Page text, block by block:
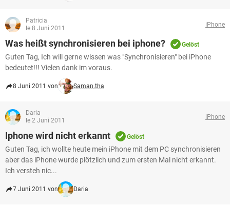
Patricia
le 8 Juni 2011
iPhone
Was heißt synchronisieren bei iphone? Gelöst
Guten Tag, Ich will gerne wissen was "Synchronisieren" bei iPhone
bedeutet!!! Vielen dank im voraus.
8 Juni 2011 von Saman.tha
Daria
le 2 Juni 2011
iPhone
Iphone wird nicht erkannt Gelöst
Guten Tag, ich wollte heute mein iPhone mit dem PC synchronisieren
aber das iPhone wurde plötzlich und zum ersten Mal nicht erkannt.
Ich versteh nic...
7 Juni 2011 von Daria